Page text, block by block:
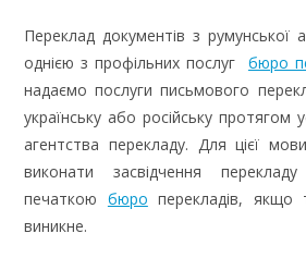
Переклад документів з румунської
однією з профільних послуг бюро
надаємо послуги письмового
українську або російську протягом
агентства перекладу. Для цієї
виконати засвідчення
печаткою бюро перекладів,
виникне.